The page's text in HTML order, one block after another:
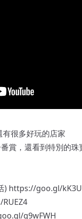
很多好玩的店家
賞，還看到特別的珠
) https://goo.gl/
g9wFWH